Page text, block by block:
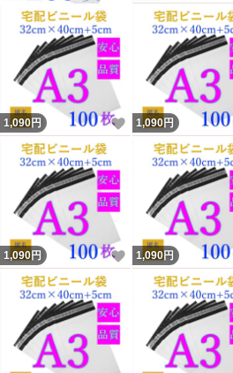
1,090円 いいね！
1,090円
1,090円 いいね！
1,090円